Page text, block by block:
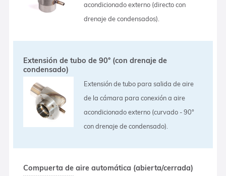
acondicionado externo (directo con
drenaje de condensados).
Extensión de tubo de 90° (con drenaje de
condensado)
Extensión de tubo para salida de aire
de la cámara para conexión a aire
acondicionado externo (curvado - 90°
con drenaje de condensado).
Compuerta de aire automática (abierta/cerrada)